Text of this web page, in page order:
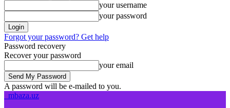
your username
your password
Forgot your password? Get help
Password recovery
Recover your password
your email
A password will be e-mailed to you.
mbaza.uz